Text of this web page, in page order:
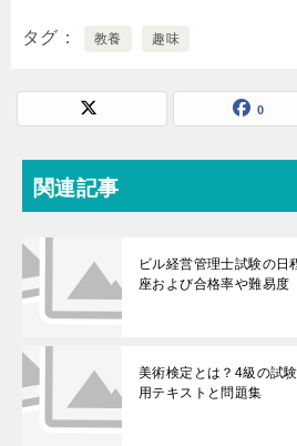
タグ 教養 趣味
0
関連記事
ビル経営管理士試験の日
座および合格率や難易度
美術検定とは？4級の試
用テキストと問題集